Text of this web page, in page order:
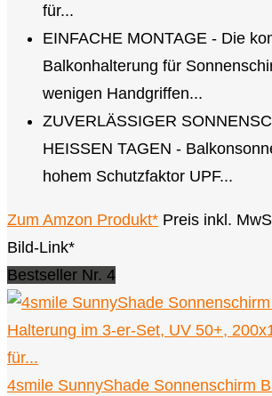
für...
EINFACHE MONTAGE - Die
Balkonhalterung für
wenigen Handgriffen...
ZUVERLÄSSIGER
HEISSEN TAGEN -
hohem Schutzfaktor UPF...
Zum Amzon Produkt* Preis inkl.
Bild-Link*
Bestseller Nr. 4
4smile SunnyShade Sonnenschirm